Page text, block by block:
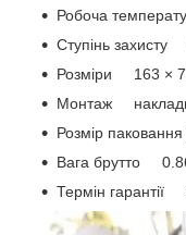
Робоча
Ступінь
Розміри 163 ×
Монтаж
Розмір
Вага брутто
Термін гарантії